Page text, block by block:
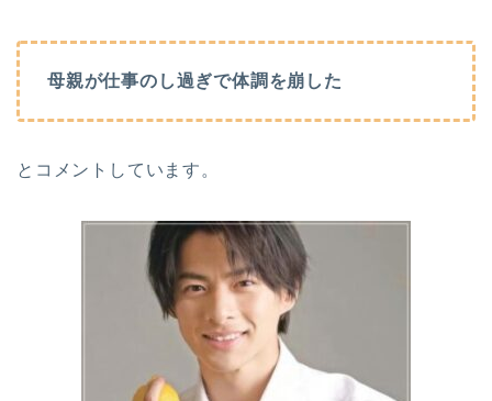
母親が仕事のし過ぎで体調を崩した
とコメントしています。